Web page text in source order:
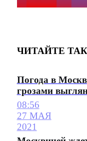
ЧИТАЙТЕ
Погода в
грозами
08:56
27 МАЯ
2021